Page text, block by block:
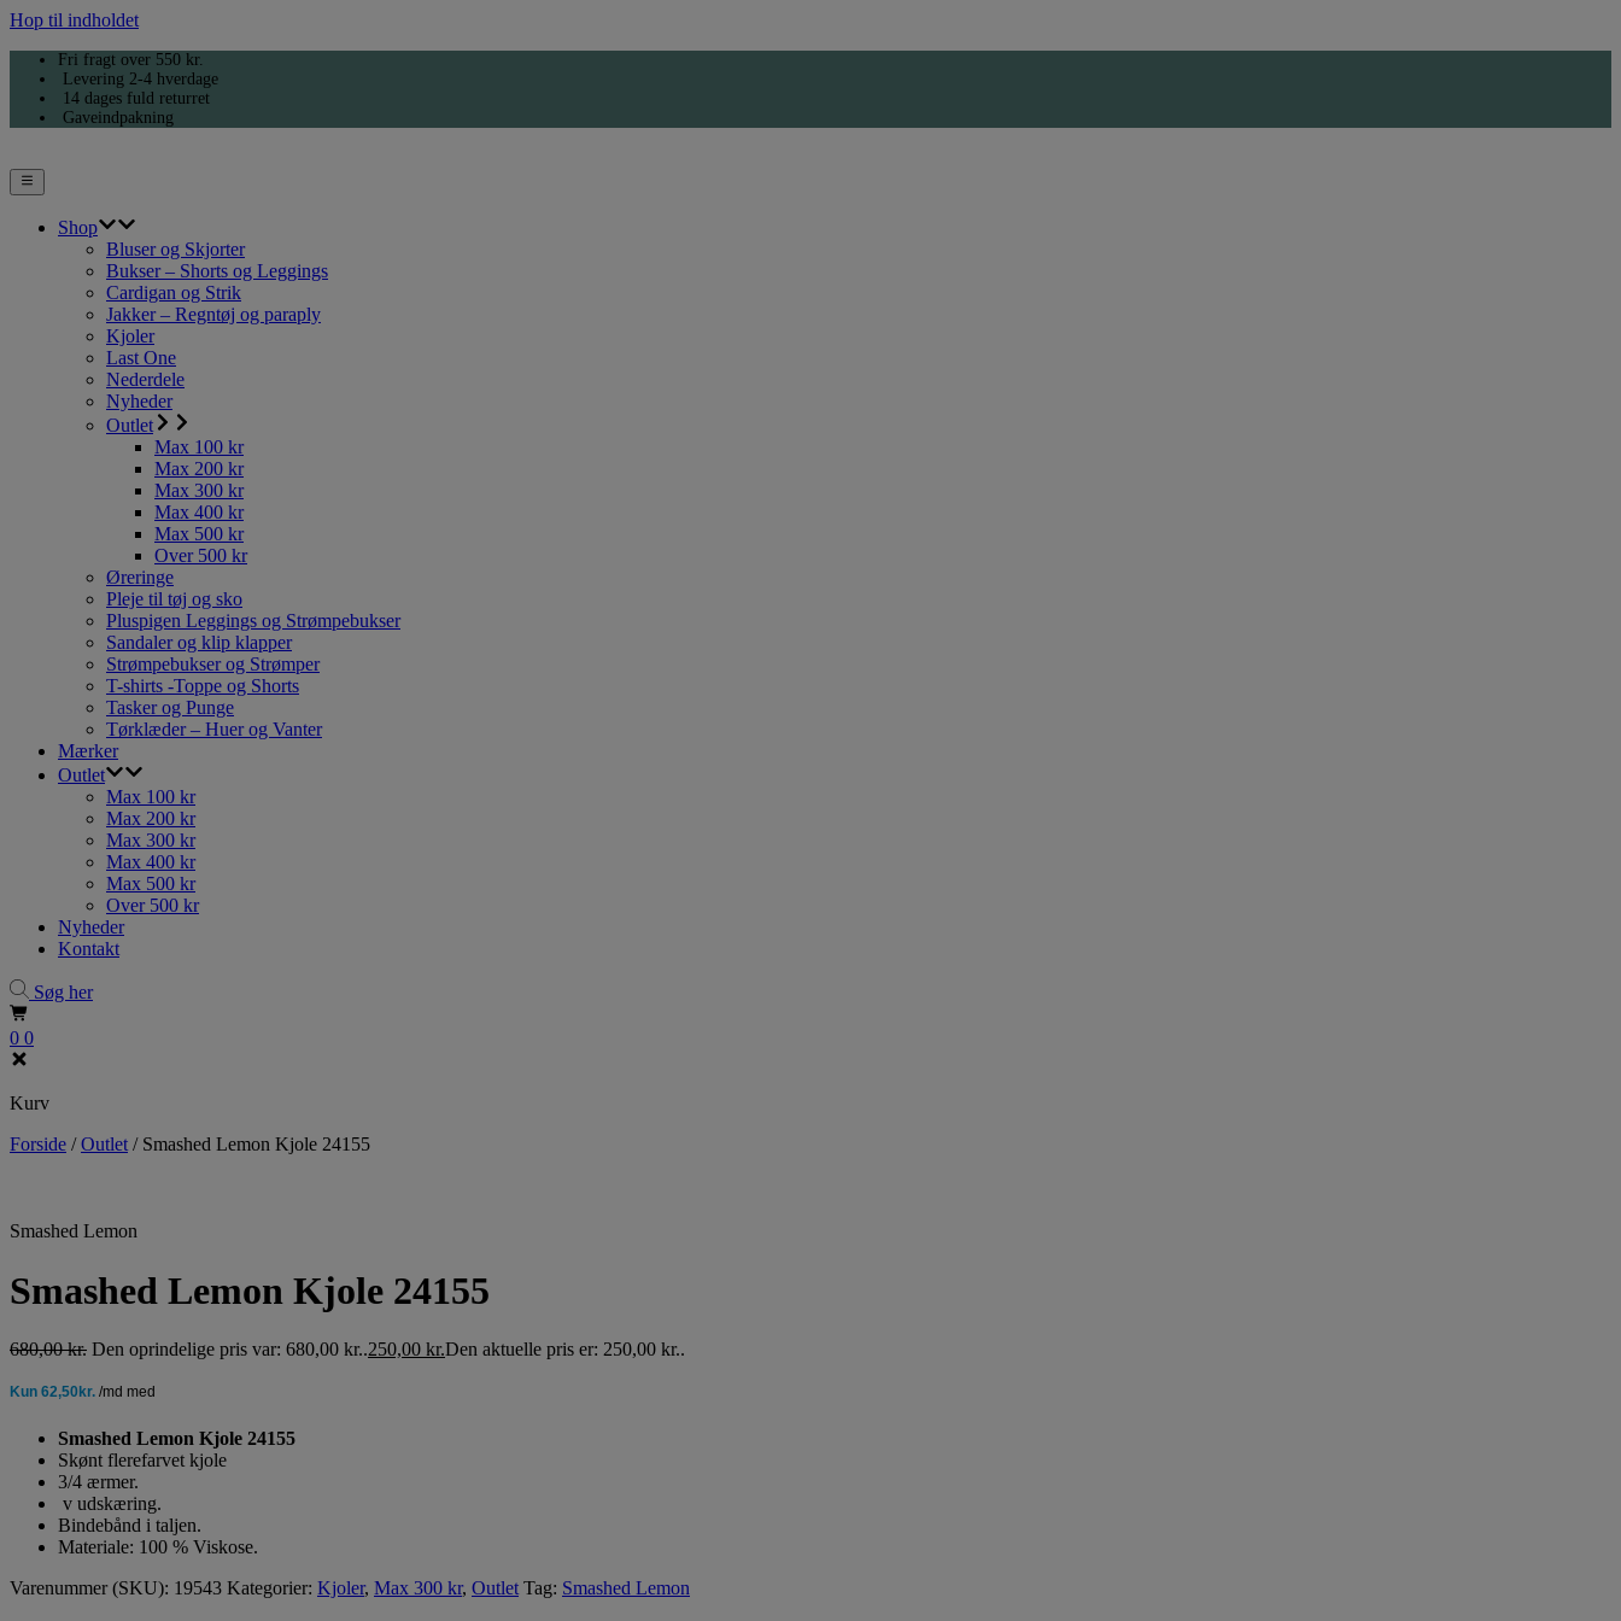
Hop til indholdet
Fri fragt over 550 kr.
Levering 2-4 hverdage
14 dages fuld returret
Gaveindpakning
Shop
Bluser og Skjorter
Bukser – Shorts og Leggings
Cardigan og Strik
Jakker – Regntøj og paraply
Kjoler
Last One
Nederdele
Nyheder
Outlet
Max 100 kr
Max 200 kr
Max 300 kr
Max 400 kr
Max 500 kr
Over 500 kr
Øreringe
Pleje til tøj og sko
Pluspigen Leggings og Strømpebukser
Sandaler og klip klapper
Strømpebukser og Strømper
T-shirts -Toppe og Shorts
Tasker og Punge
Tørklæder – Huer og Vanter
Mærker
Outlet
Max 100 kr
Max 200 kr
Max 300 kr
Max 400 kr
Max 500 kr
Over 500 kr
Nyheder
Kontakt
Søg her
0 0
Kurv
Forside /Outlet / Smashed Lemon Kjole 24155
Smashed Lemon
Smashed Lemon Kjole 24155
680,00kr. Den oprindelige pris var: 680,00 kr..250,00 kr.Den aktuelle pris er: 250,00 kr..
Smashed Lemon Kjole 24155
Skønt flerefarvet kjole
3/4 ærmer.
v udskæring.
Bindebånd i taljen.
Materiale: 100 % Viskose.
Varenummer (SKU): 19543 Kategorier: Kjoler, Max 300 kr, Outlet Tag: Smashed Lemon